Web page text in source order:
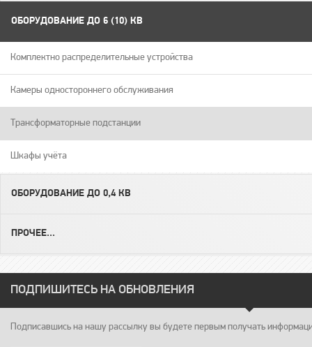
ОБОРУДОВАНИЕ ДО 6 (10) КВ
Комплектно распределительные устройства
Камеры одностороннего обслуживания
Трансформаторные подстанции
Шкафы учёта
ОБОРУДОВАНИЕ ДО 0,4 КВ
ПРОЧЕЕ...
ПОДПИШИТЕСЬ НА ОБНОВЛЕНИЯ
Подписавшись на нашу рассылку вы будете первым получать